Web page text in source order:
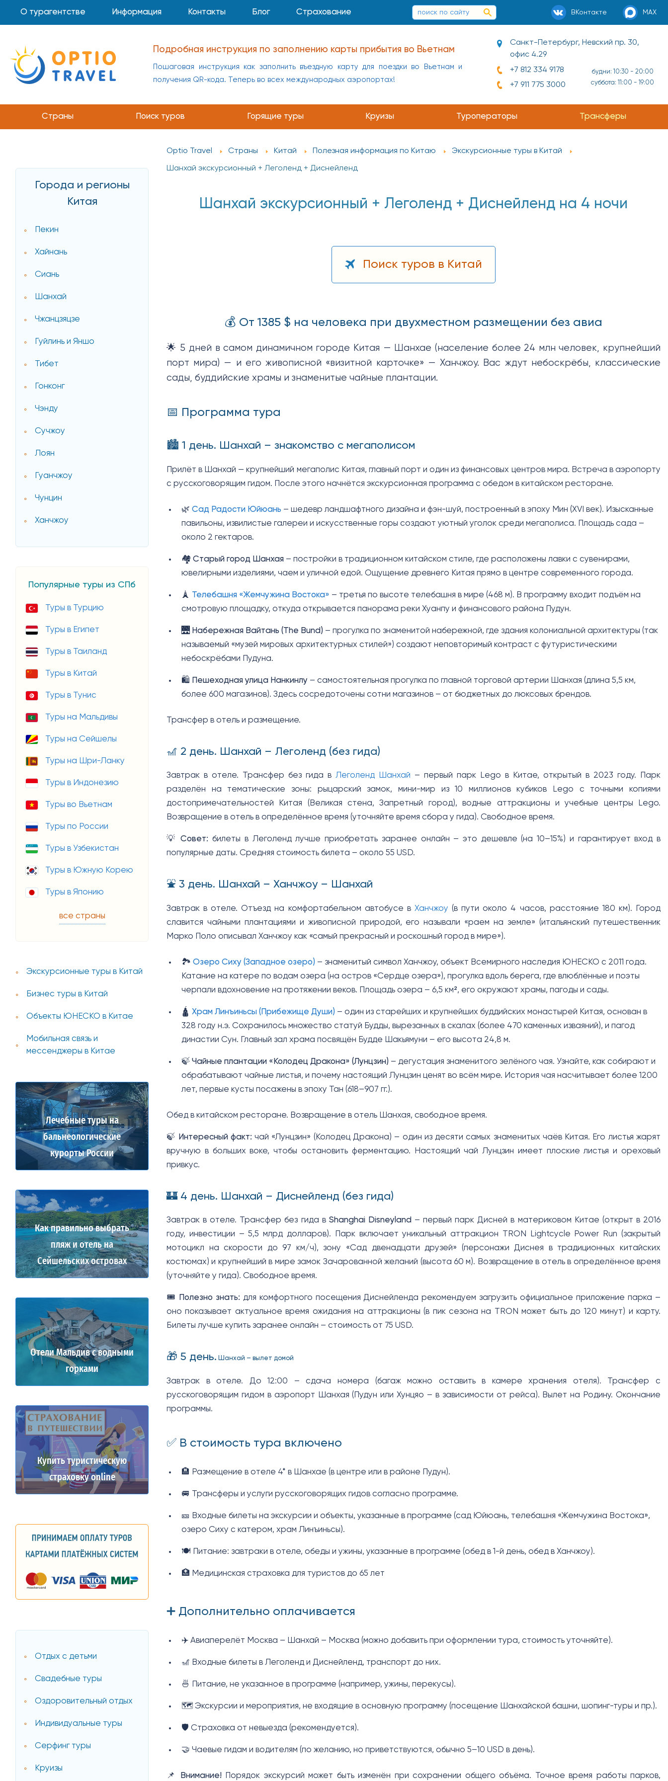
О турагентстве Информация Контакты Блог Страхование ВКонтакте MAX
Подробная инструкция по заполнению карты прибытия во Вьетнам
Пошаговая инструкция как заполнить въездную карту для поездки во Вьетнам и
получения QR-кода. Теперь во всех международных аэропортах!
Санкт-Петербург, Невский пр. 30,
офис 4.29
+7 812 334 9178
+7 911 775 3000
будни: 10:30 - 20:00
суббота: 11:00 - 19:00
Страны Поиск туров Горящие туры Круизы Туроператоры Трансферы
Города и регионы
Китая
Пекин
Хайнань
Сиань
Шанхай
Чжанцзяцзе
Гуйлинь и Яншо
Тибет
Гонконг
Чэнду
Сучжоу
Лоян
Гуанчжоу
Чунцин
Ханчжоу
Популярные туры из СПб
Туры в Турцию
Туры в Египет
Туры в Таиланд
Туры в Китай
Туры в Тунис
Туры на Мальдивы
Туры на Сейшелы
Туры на Шри-Ланку
Туры в Индонезию
Туры во Вьетнам
Туры по России
Туры в Узбекистан
Туры в Южную Корею
Туры в Японию
все страны
Экскурсионные туры в Китай
Бизнес туры в Китай
Объекты ЮНЕСКО в Китае
Мобильная связь и
мессенджеры в Китае
Лечебные туры на
бальнеологические
курорты России
Как правильно выбрать
пляж и отель на
Сейшельских островах
Отели Мальдив с водными
горками
Купить туристическую
страховку online
Отдых с детьми
Свадебные туры
Оздоровительный отдых
Индивидуальные туры
Серфинг туры
Круизы
Optio Travel Страны Китай Полезная информация по Китаю Экскурсионные туры в Китай
Шанхай экскурсионный + Леголенд + Диснейленд
Шанхай экскурсионный + Леголенд + Диснейленд на 4 ночи
Поиск туров в Китай
💰 От 1385 $ на человека при двухместном размещении без авиа
🌟 5 дней в самом динамичном городе Китая — Шанхае (население более 24 млн человек, крупнейший
порт мира) — и его живописной «визитной карточке» — Ханчжоу. Вас ждут небоскрёбы, классические
сады, буддийские храмы и знаменитые чайные плантации.
📅 Программа тура
🏙️ 1 день. Шанхай – знакомство с мегаполисом
Прилёт в Шанхай — крупнейший мегаполис Китая, главный порт и один из финансовых центров мира. Встреча в аэропорту
с русскоговорящим гидом. После этого начнётся экскурсионная программа с обедом в китайском ресторане.
🌿Сад Радости Юйюань – шедевр ландшафтного дизайна и фэн-шуй, построенный в эпоху Мин (XVI век). Изысканные
павильоны, извилистые галереи и искусственные горы создают уютный уголок среди мегаполиса. Площадь сада –
около 2 гектаров.
🏘️Старый город Шанхая – постройки в традиционном китайском стиле, где расположены лавки с сувенирами,
ювелирными изделиями, чаем и уличной едой. Ощущение древнего Китая прямо в центре современного города.
🗼 Телебашня «Жемчужина Востока» – третья по высоте телебашня в мире (468 м). В программу входит подъём на
смотровую площадку, откуда открывается панорама реки Хуанпу и финансового района Пудун.
🌉 Набережная Вайтань (The Bund) – прогулка по знаменитой набережной, где здания колониальной архитектуры (так
называемый «музей мировых архитектурных стилей») создают неповторимый контраст с футуристическими
небоскрёбами Пудуна.
🛍️ Пешеходная улица Нанкинлу – самостоятельная прогулка по главной торговой артерии Шанхая (длина 5,5 км,
более 600 магазинов). Здесь сосредоточены сотни магазинов – от бюджетных до люксовых брендов.
Трансфер в отель и размещение.
🎢 2 день. Шанхай – Леголенд (без гида)
Завтрак в отеле. Трансфер без гида в Леголенд Шанхай – первый парк Lego в Китае, открытый в 2023 году. Парк
разделён на тематические зоны: рыцарский замок, мини-мир из 10 миллионов кубиков Lego с точными копиями
достопримечательностей Китая (Великая стена, Запретный город), водные аттракционы и учебные центры Lego.
Возвращение в отель в определённое время (уточняйте время сбора у гида). Свободное время.
💡Совет: билеты в Леголенд лучше приобретать заранее онлайн – это дешевле (на 10–15%) и гарантирует вход в
популярные даты. Средняя стоимость билета – около 55 USD.
⛲ 3 день. Шанхай – Ханчжоу – Шанхай
Завтрак в отеле. Отъезд на комфортабельном автобусе в Ханчжоу (в пути около 4 часов, расстояние 180 км). Город
славится чайными плантациями и живописной природой, его называли «раем на земле» (итальянский путешественник
Марко Поло описывал Ханчжоу как «самый прекрасный и роскошный город в мире»).
🏞️Озеро Сиху (Западное озеро) – знаменитый символ Ханчжоу, объект Всемирного наследия ЮНЕСКО с 2011 года.
Катание на катере по водам озера (на остров «Сердце озера»), прогулка вдоль берега, где влюблённые и поэты
черпали вдохновение на протяжении веков. Площадь озера – 6,5 км², его окружают храмы, пагоды и сады.
🛕Храм Линъиньсы (Прибежище Души) – один из старейших и крупнейших буддийских монастырей Китая, основан в
328 году н.э. Сохранилось множество статуй Будды, вырезанных в скалах (более 470 каменных изваяний), и пагод
династии Сун. Главный зал храма посвящён Будде Шакьямуни – его высота 24,8 м.
🍃Чайные плантации «Колодец Дракона» (Лунцзин) – дегустация знаменитого зелёного чая. Узнайте, как собирают и
обрабатывают чайные листья, и почему настоящий Лунцзин ценят во всём мире. История чая насчитывает более 1200
лет, первые кусты посажены в эпоху Тан (618–907 гг.).
Обед в китайском ресторане. Возвращение в отель Шанхая, свободное время.
🍃 Интересный факт: чай «Лунцзин» (Колодец Дракона) – один из десяти самых знаменитых чаёв Китая. Его листья жарят
вручную в больших воке, чтобы остановить ферментацию. Настоящий чай Лунцзин имеет плоские листья и ореховый
привкус.
🏰 4 день. Шанхай – Диснейленд (без гида)
Завтрак в отеле. Трансфер без гида в Shanghai Disneyland – первый парк Дисней в материковом Китае (открыт в 2016
году, инвестиции – 5,5 млрд долларов). Парк включает уникальный аттракцион TRON Lightcycle Power Run (закрытый
мотоцикл на скорости до 97 км/ч), зону «Сад двенадцати друзей» (персонажи Диснея в традиционных китайских
костюмах) и крупнейший в мире замок Зачарованной желаний (высота 60 м). Возвращение в отель в определённое время
(уточняйте у гида). Свободное время.
🎟️ Полезно знать: для комфортного посещения Диснейленда рекомендуем загрузить официальное приложение парка –
оно показывает актуальное время ожидания на аттракционы (в пик сезона на TRON может быть до 120 минут) и карту.
Билеты лучше купить заранее онлайн – стоимость от 75 USD.
🎁 5 день. Шанхай – вылет домой
Завтрак в отеле. До 12:00 – сдача номера (багаж можно оставить в камере хранения отеля). Трансфер с
русскоговорящим гидом в аэропорт Шанхая (Пудун или Хунцяо – в зависимости от рейса). Вылет на Родину. Окончание
программы.
✅ В стоимость тура включено
🏨 Размещение в отеле 4* в Шанхае (в центре или в районе Пудун).
🚐 Трансферы и услуги русскоговорящих гидов согласно программе.
🎫 Входные билеты на экскурсии и объекты, указанные в программе (сад Юйюань, телебашня «Жемчужина Востока»,
озеро Сиху с катером, храм Линъиньсы).
🍽️ Питание: завтраки в отеле, обеды и ужины, указанные в программе (обед в 1-й день, обед в Ханчжоу).
🏥 Медицинская страховка для туристов до 65 лет
➕ Дополнительно оплачивается
✈️ Авиаперелёт Москва – Шанхай – Москва (можно добавить при оформлении тура, стоимость уточняйте).
🎢 Входные билеты в Леголенд и Диснейленд, транспорт до них.
🍜 Питание, не указанное в программе (например, ужины, перекусы).
🗺️ Экскурсии и мероприятия, не входящие в основную программу (посещение Шанхайской башни, шопинг-туры и пр.).
🛡️ Страховка от невыезда (рекомендуется).
🤝 Чаевые гидам и водителям (по желанию, но приветствуются, обычно 5–10 USD в день).
📌 Внимание!Порядок экскурсий может быть изменён при сохранении общего объёма. Точное время работы парков,